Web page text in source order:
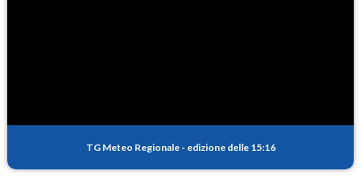
TG Meteo Regionale - edizione delle 15:16